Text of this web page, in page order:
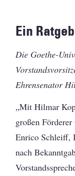
Ein
Die Goethe-
Ehrensenator
„Mit Hilmar
großen
Enrico Schleiff,
nach